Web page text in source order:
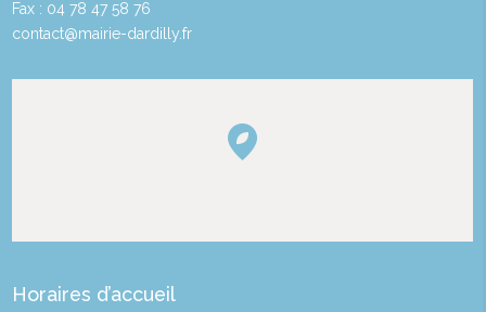
Fax : 04 78 47 58 76
contact@mairie-dardilly.fr
Horaires d’accueil